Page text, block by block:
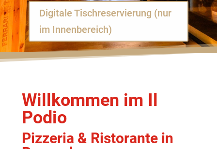
Digitale Tischreservierung (nur
im Innenbereich)
Willkommen im Il
Podio
Pizzeria & Ristorante in